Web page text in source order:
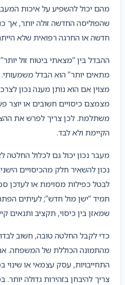
מהם יכול להשפיע על איכות
שהפוליסה החדשה זולה יותר, אך
חדשה או החרגה רפואית שלא
ההבדל בין “מצאתי ביטוח זול
מתאים יותר” הוא הבדל משמעותי.
מצוין אם הוא נותן מענה נכון
מצמצם כיסויים חשובים או יוצר
משתלמת. לכן צריך לפרש את
הקיימת ולא לבד.
מעבר נכון יכול גם לכלול החלטה
נכון להשאיר חלק מהכיסויים
לבטל כפילות מסוימת או לעדכן
תמיד “ישן מול חדש”; לעיתים
שמאזן בין כיסוי, תקציב ותנאים
כדי לקבל החלטה טובה, חשוב
מהתמונה הכוללת של המשפחה.
התחייבויות, עסק עצמאי או
צריך להיבחן בזהירות גדולה